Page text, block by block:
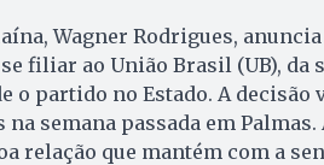
Wagner Rodrigues,
filiar ao União Brasil (UB), da
o partido no Estado. A decisão
semana passada em Palmas.
relação que mantém com a